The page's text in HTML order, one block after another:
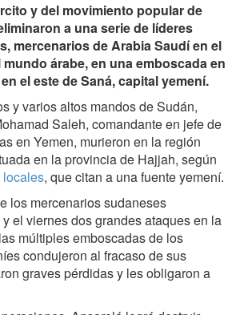
y del movimiento popular de
a una serie de líderes
mercenarios de Arabia Saudí en el
árabe, en una emboscada en
el este de Saná, capital yemení.
y varios altos mandos de Sudán,
Saleh, comandante en jefe de
en Yemen, murieron en la región
en la provincia de Hajjah, según
locales, que citan a una fuente yemení.
los mercenarios sudaneses
el viernes dos grandes ataques en la
múltiples emboscadas de los
condujeron al fracaso de sus
graves pérdidas y les obligaron a